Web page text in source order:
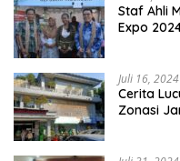
Staf Ahli
Expo
Juli 16, 2024
Cerita
Zonasi